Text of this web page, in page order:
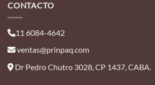
CONTACTO
11 6084-4642
ventas@prinpaq.com
Dr Pedro Chutro 3028, CP 1437, CABA.